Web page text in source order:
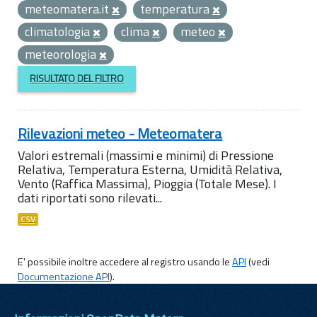
meteomatera.it
temperatura
climatologia
clima
meteo
meteorologia
RISULTATO DEL FILTRO
Rilevazioni meteo - Meteomatera
Valori estremali (massimi e minimi) di Pressione
Relativa, Temperatura Esterna, Umidità Relativa,
Vento (Raffica Massima), Pioggia (Totale Mese). I
dati riportati sono rilevati...
CSV
E' possibile inoltre accedere al registro usando leAPI(vedi
Documentazione API).